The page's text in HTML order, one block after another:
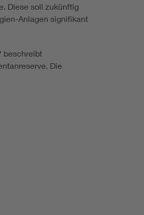
Diese soll zukünftig
Anlagen signifikant
beschreibt
Die